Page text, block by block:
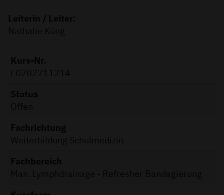
Leiterin / Leiter:
Nathalie Küng
Kurs-Nr.
F0202711214
Fachrichtung
Weiterbildung Schulmedizin